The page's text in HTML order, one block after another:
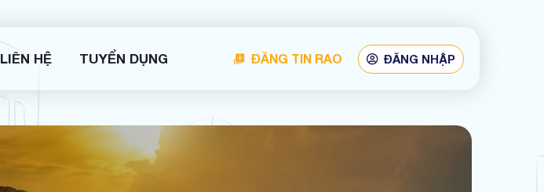
LIÊN HỆ TUYỂN DỤNG ĐĂNG TIN RAO ĐĂNG NHẬP